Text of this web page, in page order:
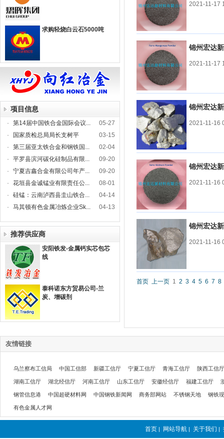
镁
镁锭
其他合金
硼铁
相关行业
钢铁 焦炭
碳化钙(电石)
碳化钙(电
石)
铁合金
铁合金
钽
钽
金属钙
还原钙-粗
钙
电解钙 钙
块
电解钙 钙
粒
>>
锂
硅
硅铁
硅钙 硅钡 >>
锰
硅锰
铬
铬铁
铬矿
镍
包芯线
钨
钨铁
钨铁粉 钨精矿 >>
钼
钼铁
钼铁粉
求购轻烧白云石5000吨
项目信息
· 第14届中国铁合金国际会议...
05-27
·
国家质检总局局长支树平
03-15
·
第三届亚太铁合金和钢铁国...
02-04
·
平罗县滨河碳化硅制品有限...
09-20
·
宁夏吉鑫合金有限公司年产...
09-20
·
花垣县金诚锰业有限责任公...
08-01
·
硅锰：云南泸西县圭山铁合...
04-14
·
马其顿有色金属冶炼企业Sk... 04-13
推荐供应商
安阳铁发-金属钙实芯包芯
线
泰科诺东方贸易公司-兰
炭、增碳剂
2021-11-17
锦州宏达
2021-11-17
锦州宏达
2021-11-16
锦州宏达
2021-11-16
锦州宏达
2021-11-16
首页 上一页 1 2 3 4 5 6 7 8
友情链接
乌兰察布工信局 中国工信部 新疆工信厅 宁夏工信厅 青海工信厅 陕西工信厅
湖南工信厅 湖北经信厅 河南工信厅 山东工信厅 安徽经信厅 福建工信厅
钢管信息港 中国超硬材料网 中国钢铁新闻网 商务部网站 不锈钢天地 钢铁
有色金属人才网
首页 | 网站导航 | 关于我们 |